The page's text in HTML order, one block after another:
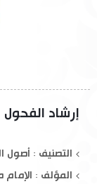
إرشاد
التصنيف : أصول
المؤلف :